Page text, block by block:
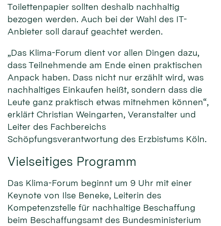
Toilettenpapier sollten deshalb nachhaltig
bezogen werden. Auch bei der Wahl des IT-
Anbieter soll darauf geachtet werden.
„Das Klima-Forum dient vor allen Dingen dazu,
dass Teilnehmende am Ende einen praktischen
Anpack haben. Dass nicht nur erzählt wird, was
nachhaltiges Einkaufen heißt, sondern dass die
Leute ganz praktisch etwas mitnehmen können“,
erklärt Christian Weingarten, Veranstalter und
Leiter des Fachbereichs
Schöpfungsverantwortung des Erzbistums Köln.
Vielseitiges Programm
Das Klima-Forum beginnt um 9 Uhr mit einer
Keynote von Ilse Beneke, Leiterin des
Kompetenzstelle für nachhaltige Beschaffung
beim Beschaffungsamt des Bundesministerium